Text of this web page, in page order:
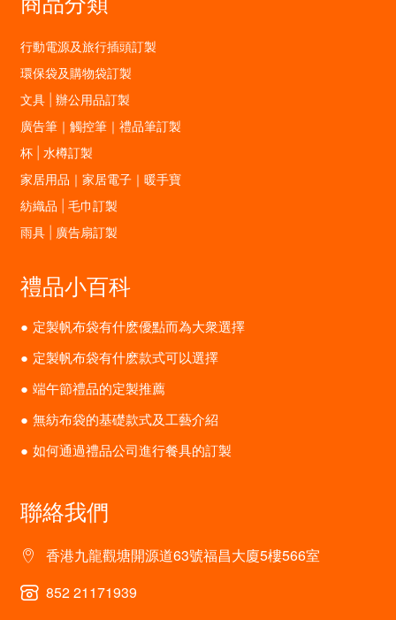
行動電源及旅行插頭訂製
環保袋及購物袋訂製
文具 | 辦公用品訂製
廣告筆｜觸控筆｜禮品筆訂製
杯 | 水樽訂製
家居用品｜家居電子｜暖手寶
紡織品 | 毛巾訂製
雨具 | 廣告扇訂製
禮品小百科
定製帆布袋有什麽優點而為大衆選擇
定製帆布袋有什麽款式可以選擇
端午節禮品的定製推薦
無紡布袋的基礎款式及工藝介紹
如何通過禮品公司進行餐具的訂製
聯絡我們
香港九龍觀塘開源道63號福昌大廈5樓566室
852 21171939